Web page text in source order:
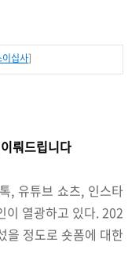
십사]
뤄드립니다
, 유튜브 쇼츠, 인스타
이 열광하고 있다. 202
을 정도로 숏폼에 대한